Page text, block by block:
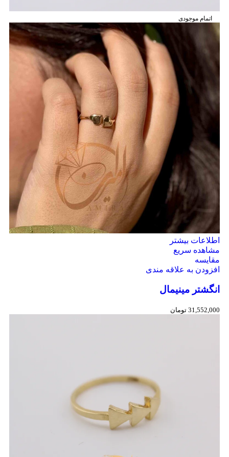
اتمام موجودی
اطلاعات بیشتر
مشاهده سریع
مقایسه
افزودن به علاقه مندی
انگشتر مینیمال
31,552,000 تومان